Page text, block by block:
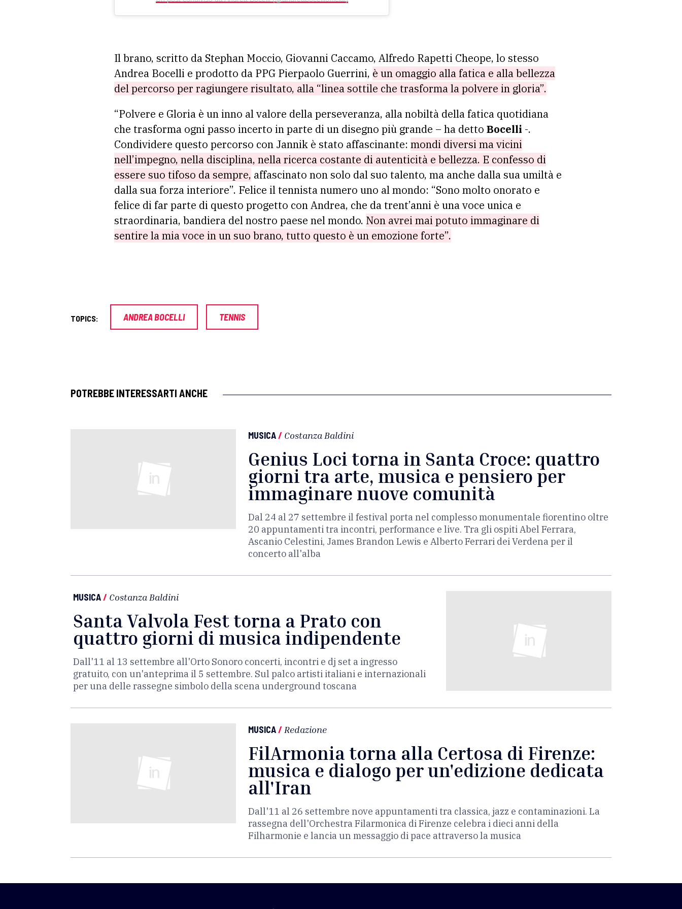
Il brano, scritto da Stephan Moccio, Giovanni Caccamo, Alfredo Rapetti Cheope, lo stesso
Andrea Bocelli e prodotto da PPG Pierpaolo Guerrini, è un omaggio alla fatica e alla bellezza
del percorso per ragiungere risultato, alla “linea sottile che trasforma la polvere in gloria”.
“Polvere e Gloria è un inno al valore della perseveranza, alla nobiltà della fatica quotidiana
che trasforma ogni passo incerto in parte di un disegno più grande – ha detto Bocelli -.
Condividere questo percorso con Jannik è stato affascinante: mondi diversi ma vicini
nell’impegno, nella disciplina, nella ricerca costante di autenticità e bellezza. E confesso di
essere suo tifoso da sempre, affascinato non solo dal suo talento, ma anche dalla sua umiltà e
dalla sua forza interiore”. Felice il tennista numero uno al mondo: “Sono molto onorato e
felice di far parte di questo progetto con Andrea, che da trent’anni è una voce unica e
straordinaria, bandiera del nostro paese nel mondo. Non avrei mai potuto immaginare di
sentire la mia voce in un suo brano, tutto questo è un emozione forte”.
TOPICS: ANDREA BOCELLI TENNIS
POTREBBE INTERESSARTI ANCHE
MUSICA/ Costanza Baldini
Genius Loci torna in Santa Croce: quattro
giorni tra arte, musica e pensiero per
immaginare nuove comunità
Dal 24 al 27 settembre il festival porta nel complesso monumentale fiorentino oltre
20 appuntamenti tra incontri, performance e live. Tra gli ospiti Abel Ferrara,
Ascanio Celestini, James Brandon Lewis e Alberto Ferrari dei Verdena per il
concerto all'alba
MUSICA/ Costanza Baldini
Santa Valvola Fest torna a Prato con
quattro giorni di musica indipendente
Dall'11 al 13 settembre all'Orto Sonoro concerti, incontri e dj set a ingresso
gratuito, con un'anteprima il 5 settembre. Sul palco artisti italiani e internazionali
per una delle rassegne simbolo della scena underground toscana
MUSICA/ Redazione
FilArmonia torna alla Certosa di Firenze:
musica e dialogo per un'edizione dedicata
all'Iran
Dall'11 al 26 settembre nove appuntamenti tra classica, jazz e contaminazioni. La
rassegna dell'Orchestra Filarmonica di Firenze celebra i dieci anni della
Filharmonie e lancia un messaggio di pace attraverso la musica